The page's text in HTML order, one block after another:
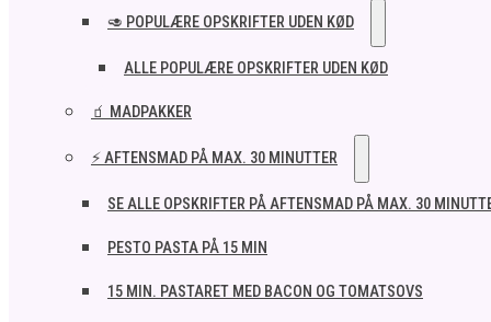
🥑 POPULÆRE OPSKRIFTER UDEN KØD
ALLE POPULÆRE OPSKRIFTER UDEN KØD
🧃 MADPAKKER
⚡ AFTENSMAD PÅ MAX. 30 MINUTTER
SE ALLE OPSKRIFTER PÅ AFTENSMAD PÅ MAX. 30
PESTO PASTA PÅ 15 MIN
15 MIN. PASTARET MED BACON OG TOMATSOVS